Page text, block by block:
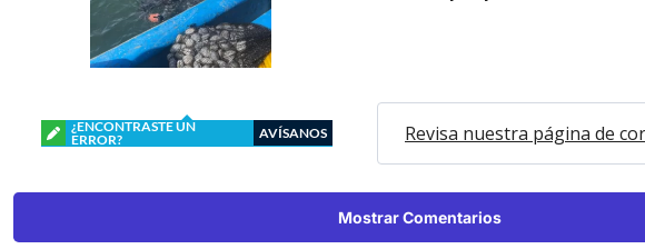
¿ENCONTRASTE UN
ERROR?
AVÍSANOS Revisa nuestra página de
Mostrar Comentarios